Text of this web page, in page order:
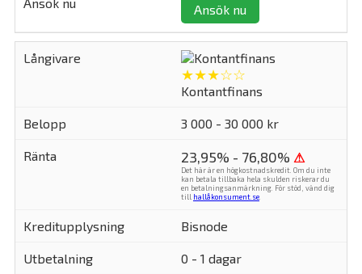
Ansök nu
★★★☆☆
Kontantfinans
3 000 - 30 000 kr
23,95% - 76,80% ⚠
Det här är en högkostnadskredit. Om du inte
kan betala tillbaka hela skulden riskerar du
en betalningsanmärkning. För stöd, vänd dig
till hallåkonsument.se
Bisnode
0 - 1 dagar